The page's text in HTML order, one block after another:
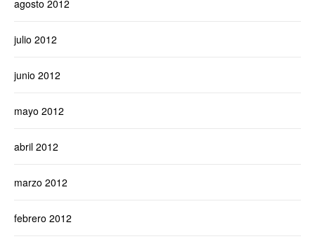
agosto 2012
julio 2012
junio 2012
mayo 2012
abril 2012
marzo 2012
febrero 2012